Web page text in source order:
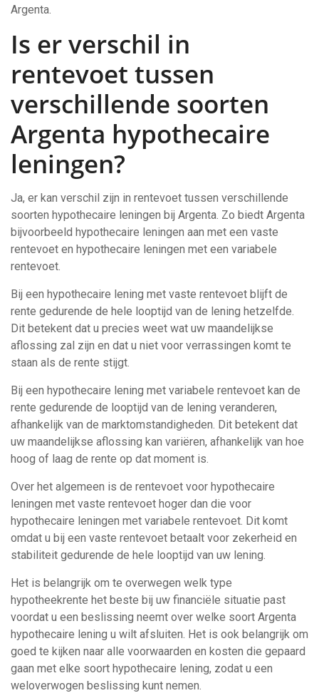
Argenta.
Is er verschil in
rentevoet tussen
verschillende soorten
Argenta hypothecaire
leningen?
Ja, er kan verschil zijn in rentevoet tussen verschillende
soorten hypothecaire leningen bij Argenta. Zo biedt Argenta
bijvoorbeeld hypothecaire leningen aan met een vaste
rentevoet en hypothecaire leningen met een variabele
rentevoet.
Bij een hypothecaire lening met vaste rentevoet blijft de
rente gedurende de hele looptijd van de lening hetzelfde.
Dit betekent dat u precies weet wat uw maandelijkse
aflossing zal zijn en dat u niet voor verrassingen komt te
staan als de rente stijgt.
Bij een hypothecaire lening met variabele rentevoet kan de
rente gedurende de looptijd van de lening veranderen,
afhankelijk van de marktomstandigheden. Dit betekent dat
uw maandelijkse aflossing kan variëren, afhankelijk van hoe
hoog of laag de rente op dat moment is.
Over het algemeen is de rentevoet voor hypothecaire
leningen met vaste rentevoet hoger dan die voor
hypothecaire leningen met variabele rentevoet. Dit komt
omdat u bij een vaste rentevoet betaalt voor zekerheid en
stabiliteit gedurende de hele looptijd van uw lening.
Het is belangrijk om te overwegen welk type
hypotheekrente het beste bij uw financiële situatie past
voordat u een beslissing neemt over welke soort Argenta
hypothecaire lening u wilt afsluiten. Het is ook belangrijk om
goed te kijken naar alle voorwaarden en kosten die gepaard
gaan met elke soort hypothecaire lening, zodat u een
weloverwogen beslissing kunt nemen.